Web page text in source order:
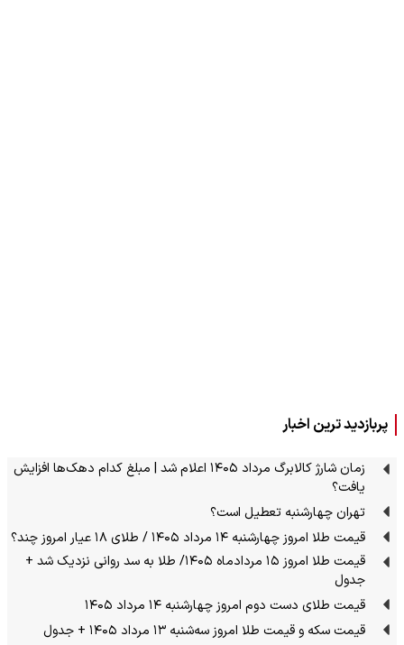
پربازدید ترین اخبار
زمان شارژ کالابرگ مرداد ۱۴۰۵ اعلام شد | مبلغ کدام دهک‌ها افزایش
یافت؟
تهران چهارشنبه تعطیل است؟
قیمت طلا امروز چهارشنبه ۱۴ مرداد ۱۴۰۵ / طلای ۱۸ عیار امروز چند؟
قیمت طلا امروز ۱۵ مردادماه ۱۴۰۵/ طلا به سد روانی نزدیک شد +
جدول
قیمت طلای دست دوم امروز چهارشنبه ۱۴ مرداد ۱۴۰۵
قیمت سکه و قیمت طلا امروز سه‌شنبه ۱۳ مرداد ۱۴۰۵ + جدول